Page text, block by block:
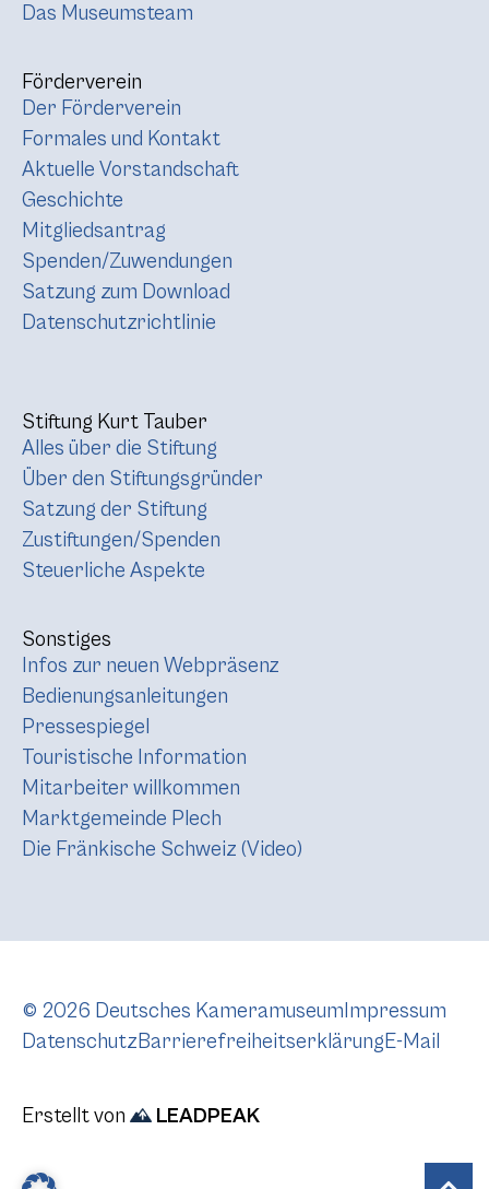
Das Museumsteam
Förderverein
Der Förderverein
Formales und Kontakt
Aktuelle Vorstandschaft
Geschichte
Mitgliedsantrag
Spenden/Zuwendungen
Satzung zum Download
Datenschutzrichtlinie
Stiftung Kurt Tauber
Alles über die Stiftung
Über den Stiftungsgründer
Satzung der Stiftung
Zustiftungen/Spenden
Steuerliche Aspekte
Sonstiges
Infos zur neuen Webpräsenz
Bedienungsanleitungen
Pressespiegel
Touristische Information
Mitarbeiter willkommen
Marktgemeinde Plech
Die Fränkische Schweiz (Video)
© 2026 Deutsches Kameramuseum Impressum
DatenschutzBarrierefreiheitserklärungE-Mail
Erstellt von LEADPEAK